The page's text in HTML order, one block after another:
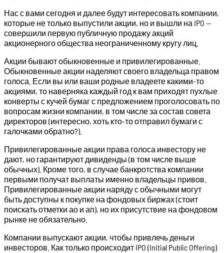
Нас с вами сегодня и далее будут интересовать компании,
которые не только выпустили акции, но и вышли на IPO —
совершили первую публичную продажу акций
акционерного общества неограниченному кругу лиц.
Акции бывают обыкновенные и привилегированные.
Обыкновенные акции наделяют своего владельца правом
голоса. Если вы или ваши родные владеете какими-то
акциями, то наверняка каждый год к вам приходят пухлые
конверты с кучей бумаг с предложением проголосовать по
вопросам жизни компании, в том числе за состав совета
директоров (интересно, хоть кто-то отправил бумаги с
галочками обратно?).
Привилегированные акции права голоса инвестору не
дают, но гарантируют дивиденды (в том числе выше
обычных). Кроме того, в случае банкротства компании
первыми получат выплаты именно владельцы привов.
Привилегированные акции наряду с обычными могут
быть доступны к покупке на фондовых биржах (стоит
поискать отметки ао и ап), но их присутствие на фондовом
рынке не обязательно.
Компании выпускают акции, чтобы привлечь деньги
инвесторов. Как только происходит IPO (Initial Public Offering)